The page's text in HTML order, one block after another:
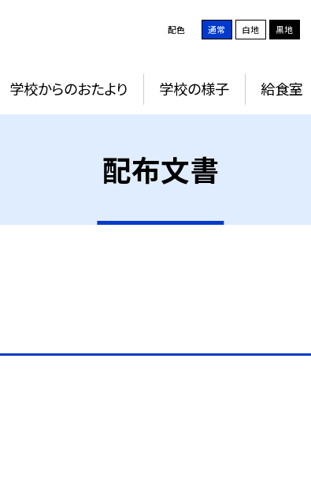
配色 通常 白地 黒地
学校からのおたより 学校の様子 給食室
配布文書